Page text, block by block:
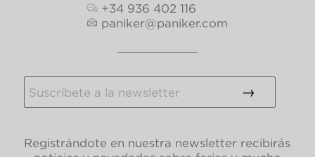
+34 936 402 116
paniker@paniker.com
Registrándote en nuestra newsletter recibirás